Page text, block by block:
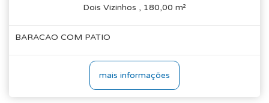
Dois Vizinhos , 180,00 m²
BARACAO COM PATIO
mais informações